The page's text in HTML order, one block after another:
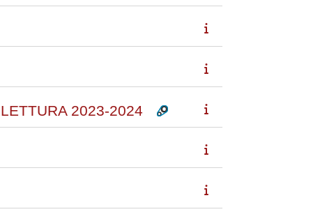
2023-2024